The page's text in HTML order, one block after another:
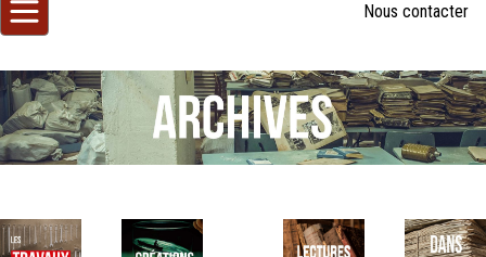
Nous contacter